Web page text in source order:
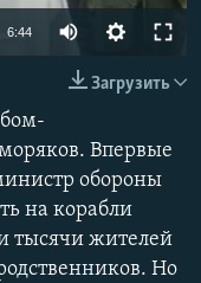
6:44
240p
480p
1080p
Загрузить
Впервые
обороны
на корабли
тысячи жителей
Но